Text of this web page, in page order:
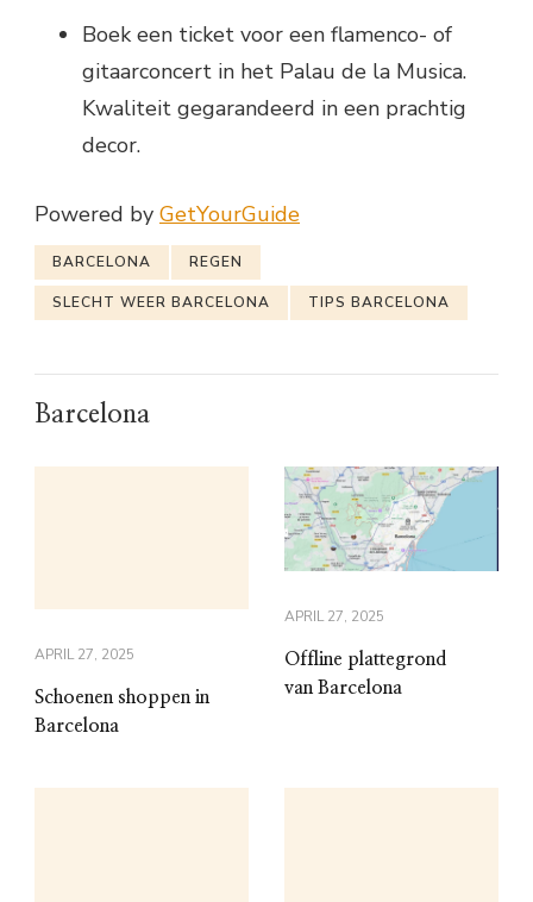
Boek een ticket voor een flamenco- of
gitaarconcert in het Palau de la Musica.
Kwaliteit gegarandeerd in een prachtig
decor.
Powered by GetYourGuide
BARCELONA REGEN
SLECHT WEER BARCELONA TIPS BARCELONA
Barcelona
APRIL 27, 2025
Schoenen shoppen in
Barcelona
APRIL 27, 2025
Offline plattegrond
van Barcelona